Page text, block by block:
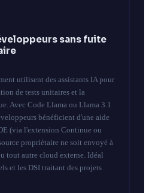
sans fuite
utilisent des assistants IA pour
de tests unitaires et la
Avec Code Llama ou Llama 3.1
bénéficient d'une aide
(via l'extension Continue ou
propriétaire ne soit envoyé à
tout autre cloud externe. Idéal
et les DSI traitant des projets